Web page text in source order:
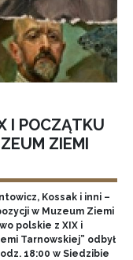
I POCZĄTKU
ZIEMI
Kossak i inni –
w Muzeum Ziemi
polskie z XIX i
Tarnowskiej” odbył
18:00 w Siedzibie